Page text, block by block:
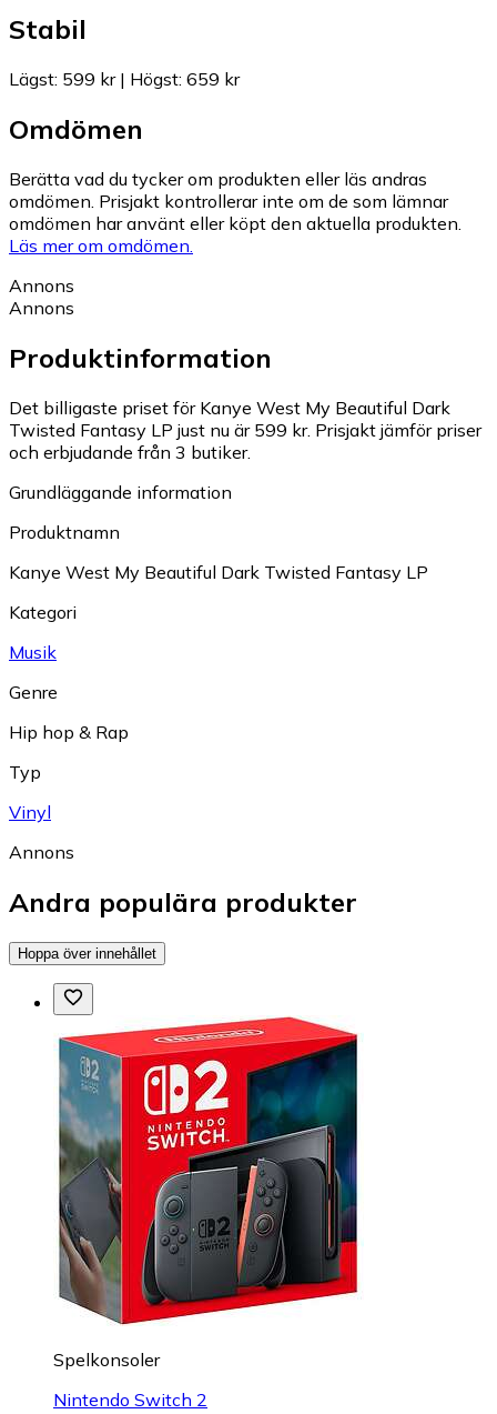
Stabil
Lägst: 599 kr| Högst: 659 kr
Omdömen
Berätta vad du tycker om produkten eller läs andras
omdömen. Prisjakt kontrollerar inte om de som lämnar
omdömen har använt eller köpt den aktuella produkten.
Läs mer om omdömen.
Annons
Annons
Produktinformation
Det billigaste priset för Kanye West My Beautiful Dark
Twisted Fantasy LP just nu är 599 kr. Prisjakt jämför priser
och erbjudande från 3 butiker.
Grundläggande information
Produktnamn
Kanye West My Beautiful Dark Twisted Fantasy LP
Kategori
Musik
Genre
Hip hop & Rap
Typ
Vinyl
Annons
Andra populära produkter
Hoppa över innehållet
Spelkonsoler
Nintendo Switch 2